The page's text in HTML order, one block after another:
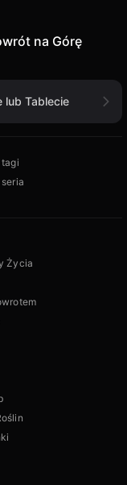
na Górę
lub Tablecie
Życia